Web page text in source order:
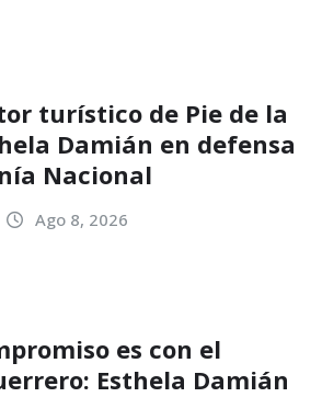
turístico de Pie de la
Damián en defensa
Nacional
Ago 8, 2026
es con el
Esthela Damián